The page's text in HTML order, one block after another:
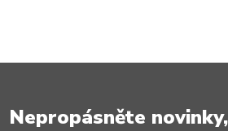
Nepropásněte